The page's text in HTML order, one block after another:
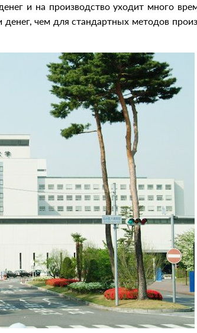
и на производство уходит много
чем для стандартных методов